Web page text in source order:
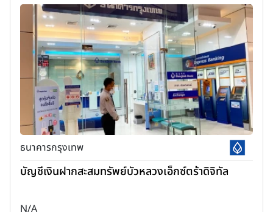
ธนาคารกรุงเทพ
บัญชีเงินฝากสะสมทรัพย์บัวหลวงเอ็กซ์ตร้าดิจิทัล
N/A